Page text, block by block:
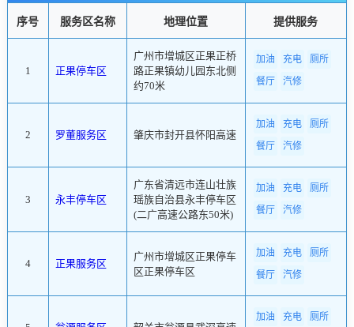
序号 服务区名称 地理位置 提供服务
1 正果停车区
广州市增城区正果正桥
路正果镇幼儿园东北侧
约70米
加油 充电
厕所
餐厅
汽修
2 罗董服务区 肇庆市封开县怀阳高速
加油 充电
厕所
餐厅
汽修
3 永丰停车区
广东省清远市连山壮族
瑶族自治县永丰停车区
(二广高速公路东50米)
加油 充电
厕所
餐厅
汽修
4 正果服务区
广州市增城区正果停车
区正果停车区
加油 充电
厕所
餐厅
汽修
加油 充电
厕所